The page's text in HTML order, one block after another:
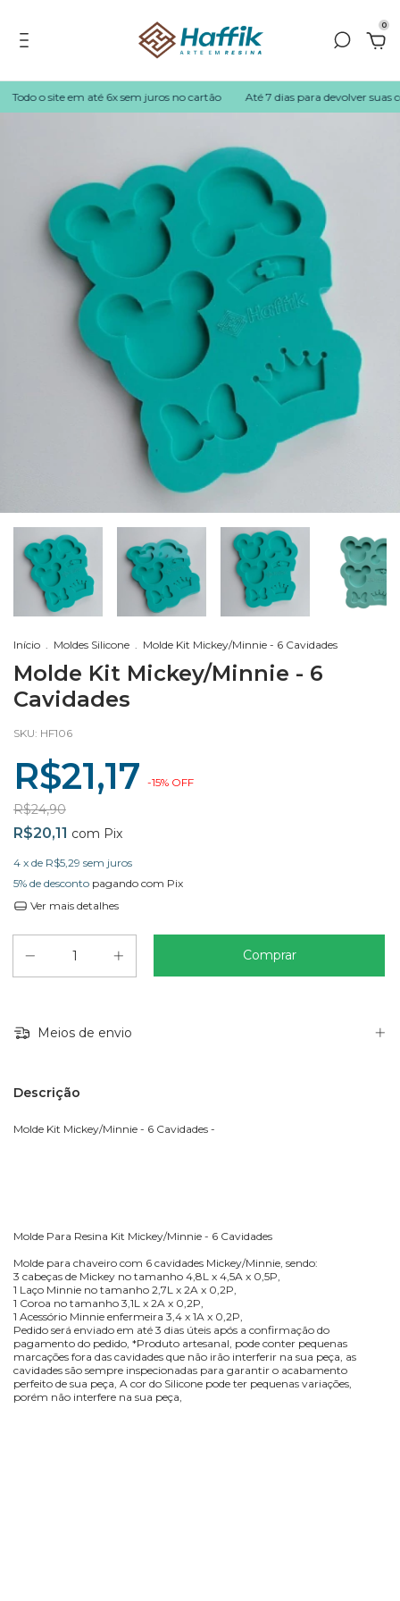
0
o site em até 6x sem juros no cartão Até 7 dias para devolver suas
Início . Moldes Silicone . Molde Kit Mickey/Minnie - 6 Cavidades
Molde Kit Mickey/Minnie - 6
Cavidades
SKU: HF106
R$21,17 -15% OFF
R$24,90
R$20,11 com Pix
4 x de R$5,29 sem juros
5% de desconto pagando com Pix
Ver mais detalhes
Meios de envio
Descrição
Molde Kit Mickey/Minnie - 6 Cavidades -
Molde Para Resina Kit Mickey/Minnie - 6 Cavidades
Molde para chaveiro com 6 cavidades Mickey/Minnie, sendo:
3 cabeças de Mickey no tamanho 4,8L x 4,5A x 0,5P,
1 Laço Minnie no tamanho 2,7L x 2A x 0,2P,
1 Coroa no tamanho 3,1L x 2A x 0,2P,
1 Acessório Minnie enfermeira 3,4 x 1A x 0,2P,
Pedido será enviado em até 3 dias úteis após a confirmação do
pagamento do pedido, *Produto artesanal, pode conter pequenas
marcações fora das cavidades que não irão interferir na sua peça, as
cavidades são sempre inspecionadas para garantir o acabamento
perfeito de sua peça, A cor do Silicone pode ter pequenas variações,
porém não interfere na sua peça,